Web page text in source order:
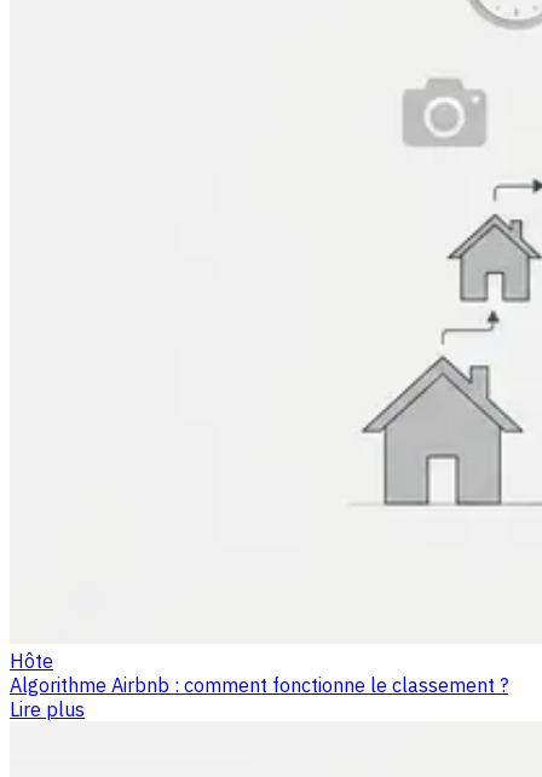
Hôte
Algorithme Airbnb : comment fonctionne le classement ?
Lire plus